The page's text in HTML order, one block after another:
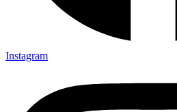
Instagram